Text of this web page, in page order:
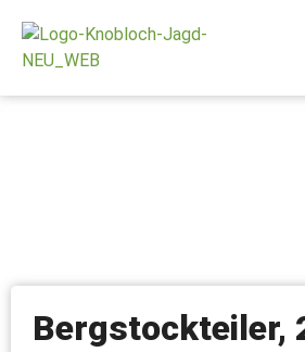
Bergstockteiler,